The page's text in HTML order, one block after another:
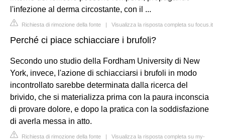
l'infezione al derma circostante, con il ...
Richiesta di rimozione della fonte | Visualizza la risposta completa su focus.it
Perché ci piace schiacciare i brufoli?
Secondo uno studio della Fordham University di New
York, invece, l'azione di schiacciarsi i brufoli in modo
incontrollato sarebbe determinata dalla ricerca del
brivido, che si materializza prima con la paura inconscia
di provare dolore, e dopo la pratica con la soddisfazione
di averla messa in atto.
Richiesta di rimozione della fonte | Visualizza la risposta completa su my-